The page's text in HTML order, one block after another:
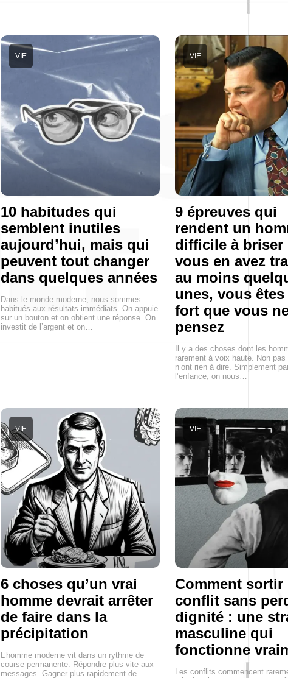
10 habitudes qui
semblent inutiles
aujourd’hui, mais qui
peuvent tout changer
dans quelques années
VIE
Dans le monde moderne, nous sommes
habitués aux résultats immédiats. On appuie
sur un bouton et on obtient une réponse. On
investit de l’argent et on…
9 épreuves qui
rendent un
difficile à briser
vous en avez
au moins
unes, vous
fort que vous
pensez
VIE
Il y a des choses dont les
rarement à voix haute. Non pas
n’ont rien à dire. Simplement
l’enfance, on nous…
6 choses qu’un vrai
homme devrait arrêter
de faire dans la
précipitation
VIE
L’homme moderne vit dans un rythme de
course permanente. Répondre plus vite aux
messages. Gagner plus rapidement de
Comment sortir
conflit sans
dignité : une
masculine qui
fonctionne
VIE
Les conflits commencent